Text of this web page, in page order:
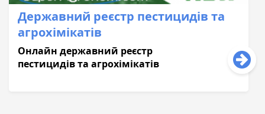
Державний реєстр пестицидів та
агрохімікатів
Онлайн державний реєстр
пестицидів та агрохімікатів